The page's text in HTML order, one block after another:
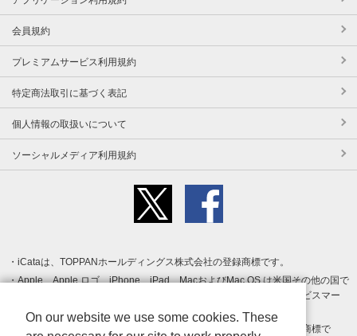
会員規約
プレミアムサービス利用規約
特定商法取引に基づく表記
個人情報の取扱いについて
ソーシャルメディア利用規約
iCataは、TOPPANホールディングス株式会社の登録商標です。
Apple、Apple ロゴ、iPhone、iPad、MacおよびMac OS は米国その他の国で
登録された Apple Inc. の商標です。App Store は Apple Inc. のサービスマー
クです。
Android、Google Play および Google Play ロゴ は Google LLC の商標で
On our website we use some cookies. These